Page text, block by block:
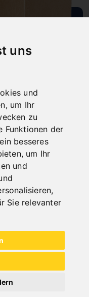
uns
und
um Ihr
zu
Funktionen der
besseres
, um Ihr
und
,
Sie relevanter